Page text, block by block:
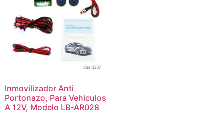
Inmovilizador Anti
Portonazo, Para Vehiculos
A 12V, Modelo LB-AR028